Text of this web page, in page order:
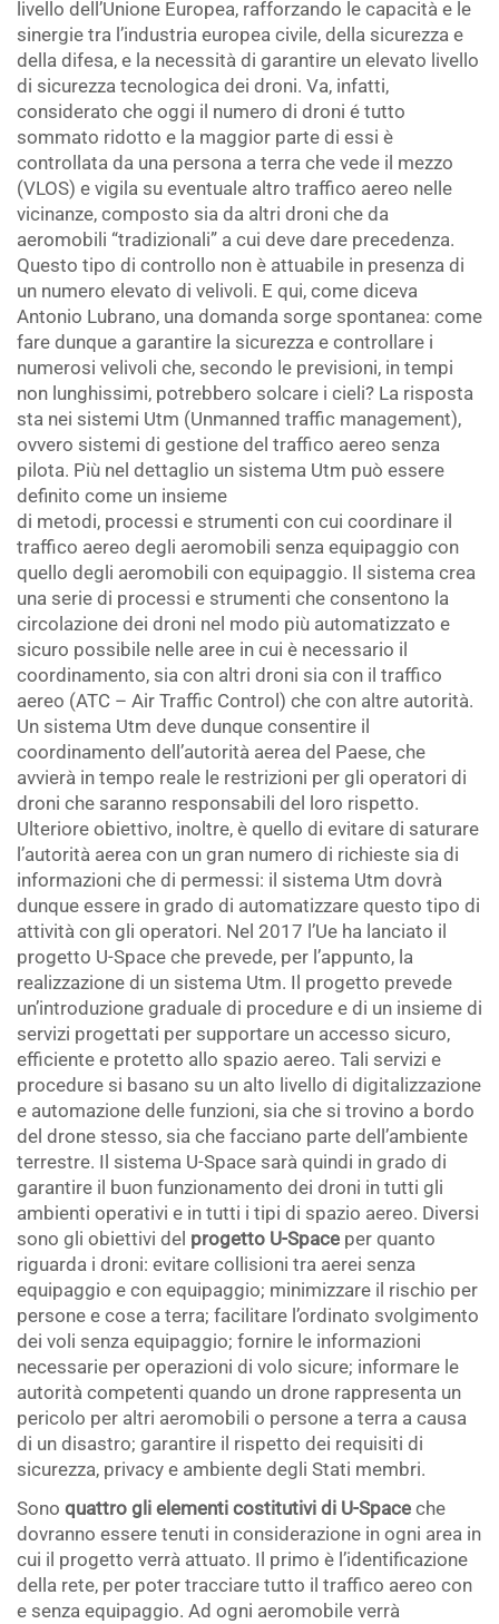
livello dell’Unione Europea, rafforzando le capacità e le
sinergie tra l’industria europea civile, della sicurezza e
della difesa, e la necessità di garantire un elevato livello
di sicurezza tecnologica dei droni. Va, infatti,
considerato che oggi il numero di droni é tutto
sommato ridotto e la maggior parte di essi è
controllata da una persona a terra che vede il mezzo
(VLOS) e vigila su eventuale altro traffico aereo nelle
vicinanze, composto sia da altri droni che da
aeromobili “tradizionali” a cui deve dare precedenza.
Questo tipo di controllo non è attuabile in presenza di
un numero elevato di velivoli. E qui, come diceva
Antonio Lubrano, una domanda sorge spontanea: come
fare dunque a garantire la sicurezza e controllare i
numerosi velivoli che, secondo le previsioni, in tempi
non lunghissimi, potrebbero solcare i cieli? La risposta
sta nei sistemi Utm (Unmanned traffic management),
ovvero sistemi di gestione del traffico aereo senza
pilota. Più nel dettaglio un sistema Utm può essere
definito come un insieme
di metodi, processi e strumenti con cui coordinare il
traffico aereo degli aeromobili senza equipaggio con
quello degli aeromobili con equipaggio. Il sistema crea
una serie di processi e strumenti che consentono la
circolazione dei droni nel modo più automatizzato e
sicuro possibile nelle aree in cui è necessario il
coordinamento, sia con altri droni sia con il traffico
aereo (ATC – Air Traffic Control) che con altre autorità.
Un sistema Utm deve dunque consentire il
coordinamento dell’autorità aerea del Paese, che
avvierà in tempo reale le restrizioni per gli operatori di
droni che saranno responsabili del loro rispetto.
Ulteriore obiettivo, inoltre, è quello di evitare di saturare
l’autorità aerea con un gran numero di richieste sia di
informazioni che di permessi: il sistema Utm dovrà
dunque essere in grado di automatizzare questo tipo di
attività con gli operatori. Nel 2017 l’Ue ha lanciato il
progetto U-Space che prevede, per l’appunto, la
realizzazione di un sistema Utm. Il progetto prevede
un’introduzione graduale di procedure e di un insieme di
servizi progettati per supportare un accesso sicuro,
efficiente e protetto allo spazio aereo. Tali servizi e
procedure si basano su un alto livello di digitalizzazione
e automazione delle funzioni, sia che si trovino a bordo
del drone stesso, sia che facciano parte dell’ambiente
terrestre. Il sistema U-Space sarà quindi in grado di
garantire il buon funzionamento dei droni in tutti gli
ambienti operativi e in tutti i tipi di spazio aereo. Diversi
sono gli obiettivi del progetto U-Space per quanto
riguarda i droni: evitare collisioni tra aerei senza
equipaggio e con equipaggio; minimizzare il rischio per
persone e cose a terra; facilitare l’ordinato svolgimento
dei voli senza equipaggio; fornire le informazioni
necessarie per operazioni di volo sicure; informare le
autorità competenti quando un drone rappresenta un
pericolo per altri aeromobili o persone a terra a causa
di un disastro; garantire il rispetto dei requisiti di
sicurezza, privacy e ambiente degli Stati membri.
Sono quattro gli elementi costitutivi di U-Space che
dovranno essere tenuti in considerazione in ogni area in
cui il progetto verrà attuato. Il primo è l’identificazione
della rete, per poter tracciare tutto il traffico aereo con
e senza equipaggio. Ad ogni aeromobile verrà